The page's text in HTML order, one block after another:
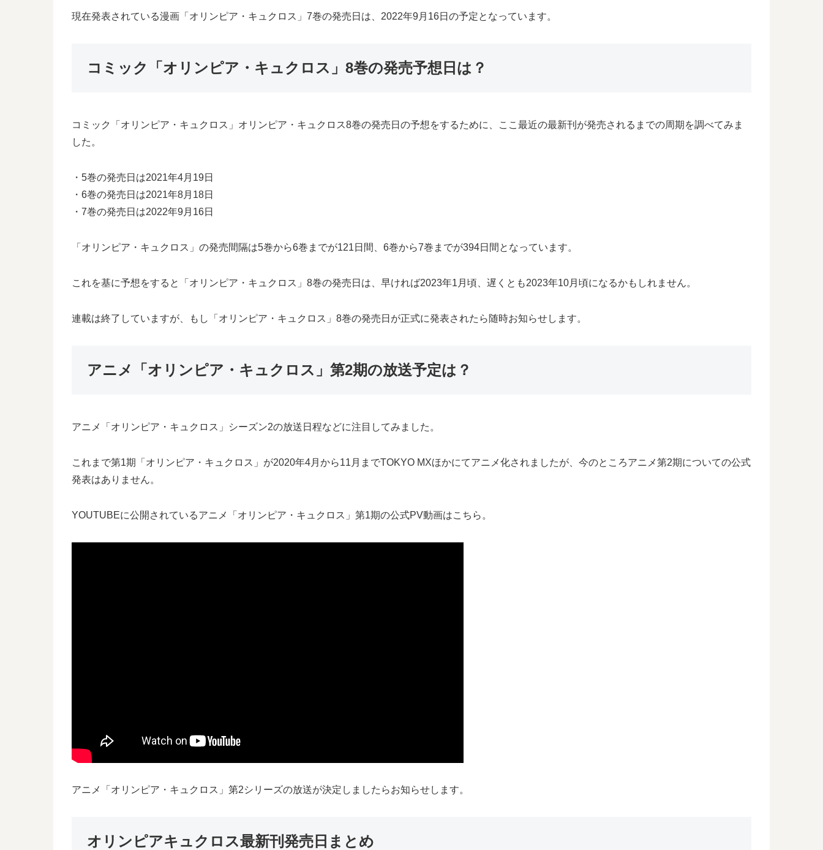
現在発表されている漫画「オリンピア・キュクロス」7巻の発売日は、2022年9月16日の予定となっています。
コミック「オリンピア・キュクロス」8巻の発売予想日は？
コミック「オリンピア・キュクロス」オリンピア・キュクロス8巻の発売日の予想をするために、ここ最近の最新刊が発売されるまでの周期を調べてみま
した。
・5巻の発売日は2021年4月19日
・6巻の発売日は2021年8月18日
・7巻の発売日は2022年9月16日
「オリンピア・キュクロス」の発売間隔は5巻から6巻までが121日間、6巻から7巻までが394日間となっています。
これを基に予想をすると「オリンピア・キュクロス」8巻の発売日は、早ければ2023年1月頃、遅くとも2023年10月頃になるかもしれません。
連載は終了していますが、もし「オリンピア・キュクロス」8巻の発売日が正式に発表されたら随時お知らせします。
アニメ「オリンピア・キュクロス」第2期の放送予定は？
アニメ「オリンピア・キュクロス」シーズン2の放送日程などに注目してみました。
これまで第1期「オリンピア・キュクロス」が2020年4月から11月までTOKYO MXほかにてアニメ化されましたが、今のところアニメ第2期についての公式
発表はありません。
YOUTUBEに公開されているアニメ「オリンピア・キュクロス」第1期の公式PV動画はこちら。
アニメ「オリンピア・キュクロス」第2シリーズの放送が決定しましたらお知らせします。
オリンピアキュクロス最新刊発売日まとめ